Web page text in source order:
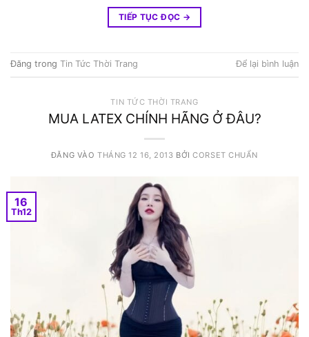
TIẾP TỤC ĐỌC →
Đăng trong Tin Tức Thời Trang Để lại bình luận
TIN TỨC THỜI TRANG
MUA LATEX CHÍNH HÃNG Ở ĐÂU?
ĐĂNG VÀO THÁNG 12 16, 2013 BỞICORSET CHUẨN
16
Th12